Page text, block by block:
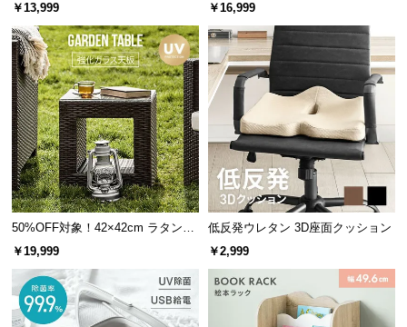
お
知
ら
せ
ブ
ロ
グ
企
業
情
横幅 奥行き
約45.7㎝ 約40㎝
広々とした天板上のスペース
￥13,999
￥16,999
50%OFF対象！42×42cm ラタン調
ガーデンテーブル
￥19,999
低反発ウレタン 3D座面クッション
￥2,999